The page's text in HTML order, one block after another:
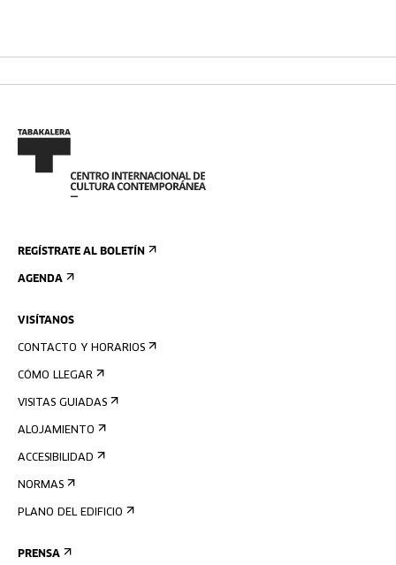
REGÍSTRATE AL BOLETÍN
AGENDA
VISÍTANOS
CONTACTO Y HORARIOS
CÓMO LLEGAR
VISITAS GUIADAS
ALOJAMIENTO
ACCESIBILIDAD
NORMAS
PLANO DEL EDIFICIO
PRENSA